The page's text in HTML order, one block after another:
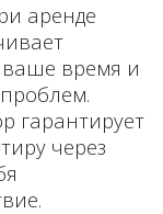
аренде
ваше время и
гарантирует
через